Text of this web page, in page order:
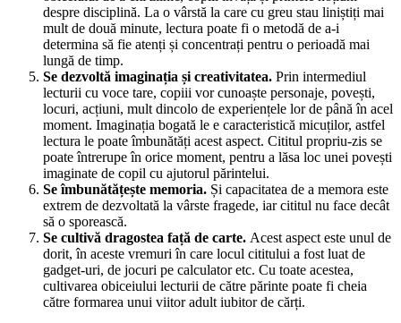
despre disciplină. La o vârstă la care cu greu stau liniștiți mai
mult de două minute, lectura poate fi o metodă de a-i
determina să fie atenți și concentrați pentru o perioadă mai
lungă de timp.
Se dezvoltă imaginația și creativitatea. Prin intermediul
lecturii cu voce tare, copiii vor cunoaște personaje, povești,
locuri, acțiuni, mult dincolo de experiențele lor de până în acel
moment. Imaginația bogată le e caracteristică micuților, astfel
lectura le poate îmbunătăți acest aspect. Cititul propriu-zis se
poate întrerupe în orice moment, pentru a lăsa loc unei povești
imaginate de copil cu ajutorul părintelui.
Se îmbunătățește memoria. Și capacitatea de a memora este
extrem de dezvoltată la vârste fragede, iar cititul nu face decât
să o sporească.
Se cultivă dragostea față de carte. Acest aspect este unul de
dorit, în aceste vremuri în care locul cititului a fost luat de
gadget-uri, de jocuri pe calculator etc. Cu toate acestea,
cultivarea obiceiului lecturii de către părinte poate fi cheia
către formarea unui viitor adult iubitor de cărți.